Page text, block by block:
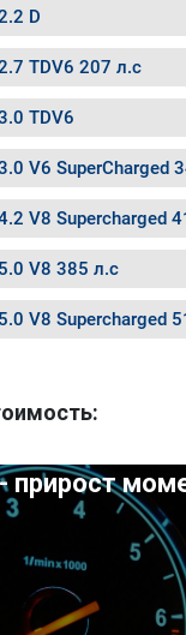
D
TDV6 207 л.с
TDV6
V6 SuperCharged
V8 Supercharged
V8 385 л.с
V8 Supercharged